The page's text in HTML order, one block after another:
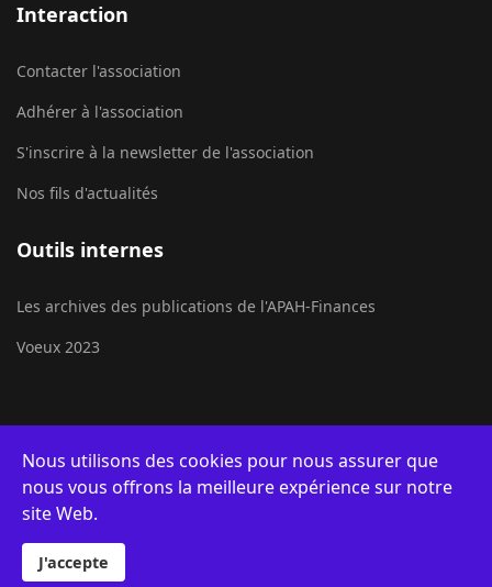
Interaction
Contacter l'association
Adhérer à l'association
S'inscrire à la newsletter de l'association
Nos fils d'actualités
Outils internes
Les archives des publications de l'APAH-Finances
Voeux 2023
Statistiqueset Fréquentation
du Site Web
© 2022 Asso. APAH-Finances
© 2026 Your Company. Designed By
CréationLMlab
Nous utilisons des cookies pour nous assurer que
nous vous offrons la meilleure expérience sur notre
site Web.
J'accepte